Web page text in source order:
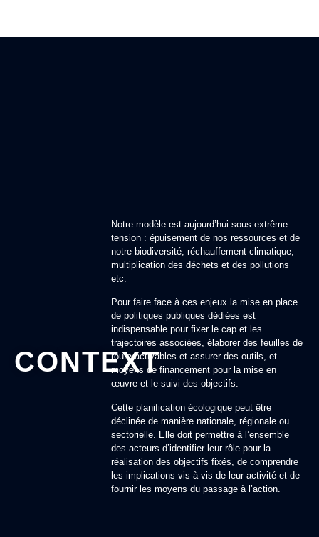
CONTEXT
Notre modèle est aujourd’hui sous extrême
tension : épuisement de nos ressources et de
notre biodiversité, réchauffement climatique,
multiplication des déchets et des pollutions
etc.
Pour faire face à ces enjeux la mise en place
de politiques publiques dédiées est
indispensable pour fixer le cap et les
trajectoires associées, élaborer des feuilles de
route activables et assurer des outils, et
moyens de financement pour la mise en
œuvre et le suivi des objectifs.
Cette planification écologique peut être
déclinée de manière nationale, régionale ou
sectorielle. Elle doit permettre à l’ensemble
des acteurs d’identifier leur rôle pour la
réalisation des objectifs fixés, de comprendre
les implications vis-à-vis de leur activité et de
fournir les moyens du passage à l’action.